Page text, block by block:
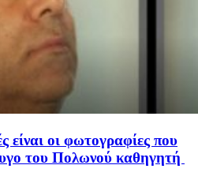
οι φωτογραφίες που
του Πολωνού καθηγητή